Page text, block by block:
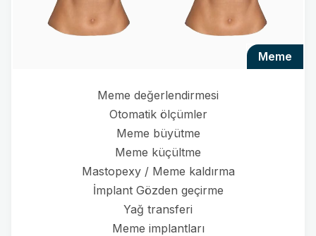
meme
Meme değerlendirmesi
Otomatik ölçümler
Meme büyütme
Meme küçültme
Mastopexy / Meme kaldırma
İmplant Gözden geçirme
Yağ transferi
Meme implantları